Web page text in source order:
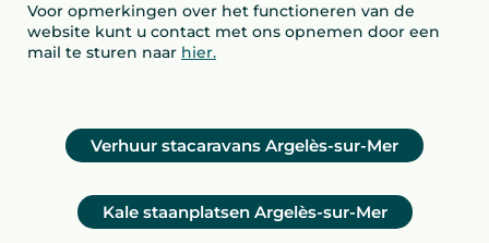
Voor opmerkingen over het functioneren van de
website kunt u contact met ons opnemen door een
mail te sturen naar hier.
Verhuur stacaravans Argelès-sur-Mer
Kale staanplatsen Argelès-sur-Mer